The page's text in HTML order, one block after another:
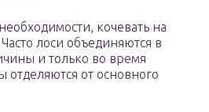
кочевать на
лоси объединяются в
и только во время
отделяются от основного